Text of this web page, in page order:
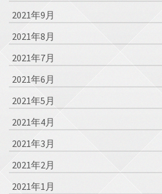
2021年9月
2021年8月
2021年7月
2021年6月
2021年5月
2021年4月
2021年3月
2021年2月
2021年1月